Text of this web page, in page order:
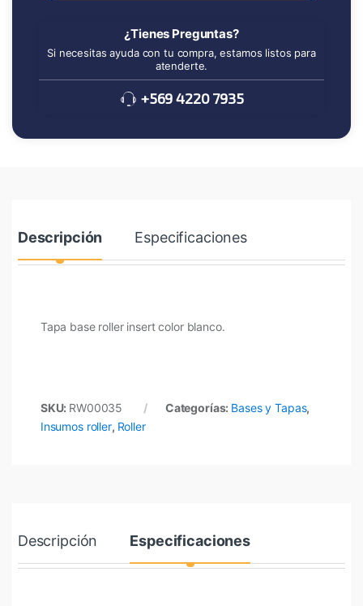
¿Tienes Preguntas?
Si necesitas ayuda con tu compra, estamos listos para
atenderte.
+569 4220 7935
Descripción Especificaciones
Tapa base roller insert color blanco.
SKU: RW00035 Categorías: Bases y Tapas,
Insumos roller, Roller
Descripción Especificaciones